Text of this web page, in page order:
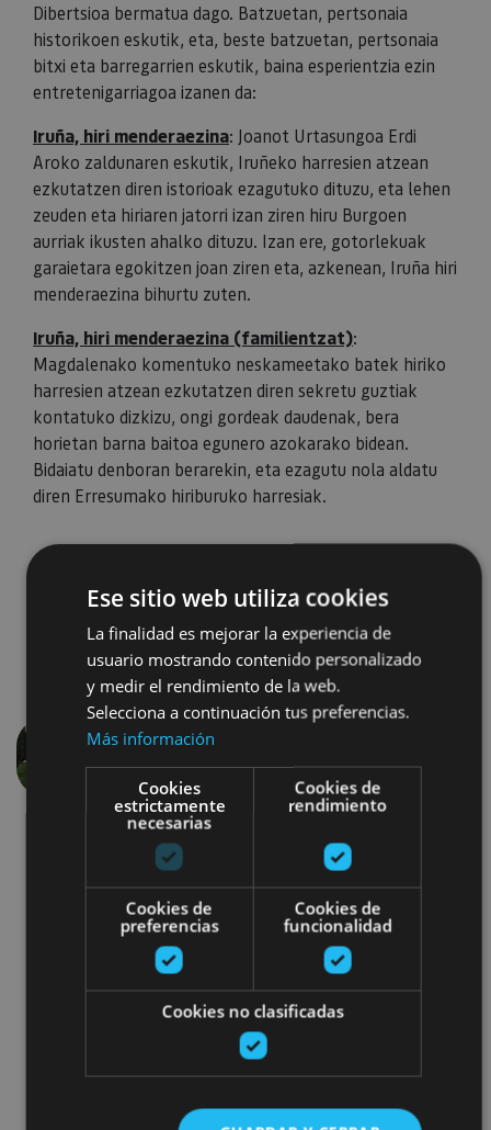
Dibertsioa bermatua dago. Batzuetan, pertsonaia
historikoen eskutik, eta, beste batzuetan, pertsonaia
bitxi eta barregarrien eskutik, baina esperientzia ezin
entretenigarriagoa izanen da:
Iruña, hiri menderaezina: Joanot Urtasungoa Erdi
Aroko zaldunaren eskutik, Iruñeko harresien atzean
ezkutatzen diren istorioak ezagutuko dituzu, eta lehen
zeuden eta hiriaren jatorri izan ziren hiru Burgoen
aurriak ikusten ahalko dituzu. Izan ere, gotorlekuak
garaietara egokitzen joan ziren eta, azkenean, Iruña hiri
menderaezina bihurtu zuten.
Iruña, hiri menderaezina (familientzat):
Magdalenako komentuko neskameetako batek hiriko
harresien atzean ezkutatzen diren sekretu guztiak
kontatuko dizkizu, ongi gordeak daudenak, bera
horietan barna baitoa egunero azokarako bidean.
Bidaiatu denboran berarekin, eta ezagutu nola aldatu
diren Erresumako hiriburuko harresiak.
Aurrekoa
Bisitak antzezleen laguntzarekin
Camino de Santiago
Ese sitio web utiliza cookies
La finalidad es mejorar la experiencia de
usuario mostrando contenido personalizado
y medir el rendimiento de la web.
Selecciona a continuación tus preferencias.
Más información
Cookies
estrictamente
necesarias
Cookies de
rendimiento
Cookies de
preferencias
Cookies de
funcionalidad
Cookies no clasificadas